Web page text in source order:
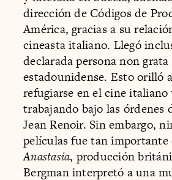
dirección de Códigos de
América, gracias a su
cineasta italiano. Llegó
declarada persona non
estadounidense. Esto orilló
refugiarse en el cine italiano
trabajando bajo las órdenes
Jean Renoir. Sin embargo,
películas fue tan
Anastasia, producción
Bergman interpretó a una